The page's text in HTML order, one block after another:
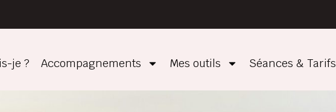
je ?
Accompagnements Mes outils Séances & Tarifs